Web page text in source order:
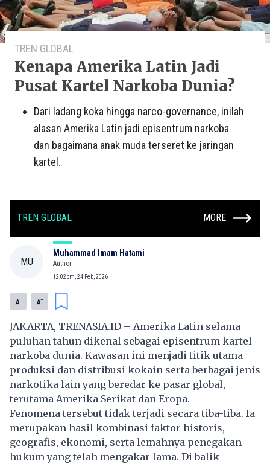
TREN GLOBAL
Kenapa Amerika Latin Jadi
Pusat Kartel Narkoba Dunia?
Dari ladang koka hingga narco-governance, inilah
alasan Amerika Latin jadi episentrum narkoba
dan bagaimana anak muda terseret ke jaringan
kartel.
TREN GLOBAL MORE
MU
Muhammad Imam Hatami
Author
12:02pm, 24 Feb, 2026
A- A+
JAKARTA, TRENASIA.ID – Amerika Latin selama
puluhan tahun dikenal sebagai episentrum kartel
narkoba dunia. Kawasan ini menjadi titik utama
produksi dan distribusi kokain serta berbagai jenis
narkotika lain yang beredar ke pasar global,
terutama Amerika Serikat dan Eropa.
Fenomena tersebut tidak terjadi secara tiba-tiba. Ia
merupakan hasil kombinasi faktor historis,
geografis, ekonomi, serta lemahnya penegakan
hukum yang telah mengakar lama. Di balik